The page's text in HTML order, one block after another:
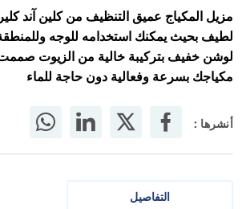
مزيل المكياج عميق التنظيف من كلين آند
لطيف بحيث يمكنك استخدامه للوجه وللمنطقة
لوشن خفيف بتركيبة خالية من الزيوت
مكياجك بسرعة وفعالية دون حاجة للماء
أنشرها :
التفاصيل